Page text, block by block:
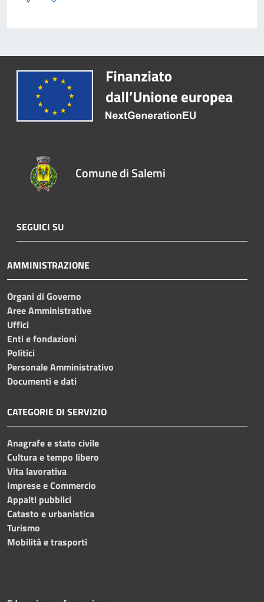
Comune di Salemi
SEGUICI SU
AMMINISTRAZIONE
Organi di Governo
Aree Amministrative
Uffici
Enti e fondazioni
Politici
Personale Amministrativo
Documenti e dati
CATEGORIE DI SERVIZIO
Anagrafe e stato civile
Cultura e tempo libero
Vita lavorativa
Imprese e Commercio
Appalti pubblici
Catasto e urbanistica
Turismo
Mobilità e trasporti